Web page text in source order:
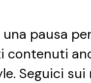
pausa
contenuti
Seguici